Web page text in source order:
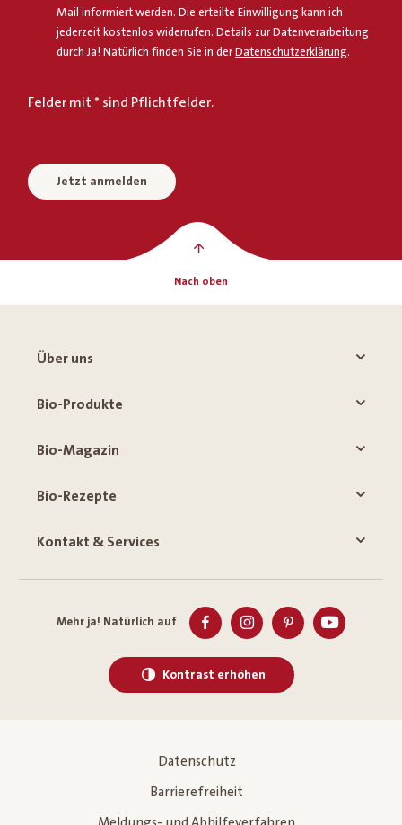
Mail informiert werden. Die erteilte Einwilligung kann ich
jederzeit kostenlos widerrufen. Details zur Datenverarbeitung
durch Ja! Natürlich finden Sie in derDatenschutzerklärung.
Felder mit * sind Pflichtfelder.
Jetzt anmelden
Nach oben
Über uns
Bio-Produkte
Bio-Magazin
Bio-Rezepte
Kontakt & Services
Mehr ja! Natürlich auf
Kontrast erhöhen
Datenschutz
Barrierefreiheit